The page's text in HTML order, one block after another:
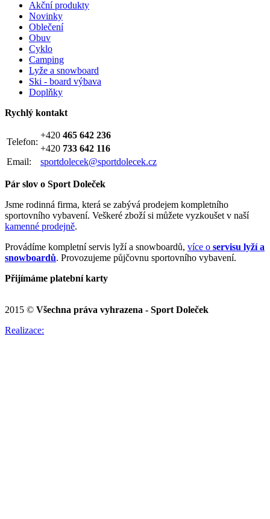
Akční produkty
Novinky
Oblečení
Obuv
Cyklo
Camping
Lyže a snowboard
Ski - board výbava
Doplňky
Rychlý kontakt
Telefon:
+420 465 642 236
+420 733 642 116
Email:
sportdolecek@sportdolecek.cz
Pár slov o Sport Doleček
Jsme rodinná firma, která se zabývá prodejem kompletního
sportovního vybavení. Veškeré zboží si můžete vyzkoušet v naší
kamenné prodejně.
Provádíme kompletní servis lyží a snowboardů, více o servisu lyží a
snowboardů. Provozujeme půjčovnu sportovního vybavení.
Přijímáme platební karty
2015 © Všechna práva vyhrazena - Sport Doleček
Realizace: